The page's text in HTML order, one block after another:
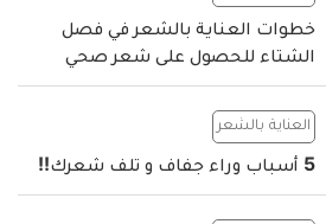
خطوات العناية بالشعر في فصل
الشتاء للحصول على شعر صحي
العناية بالشعر
5 أسباب وراء جفاف و تلف شعرك!!